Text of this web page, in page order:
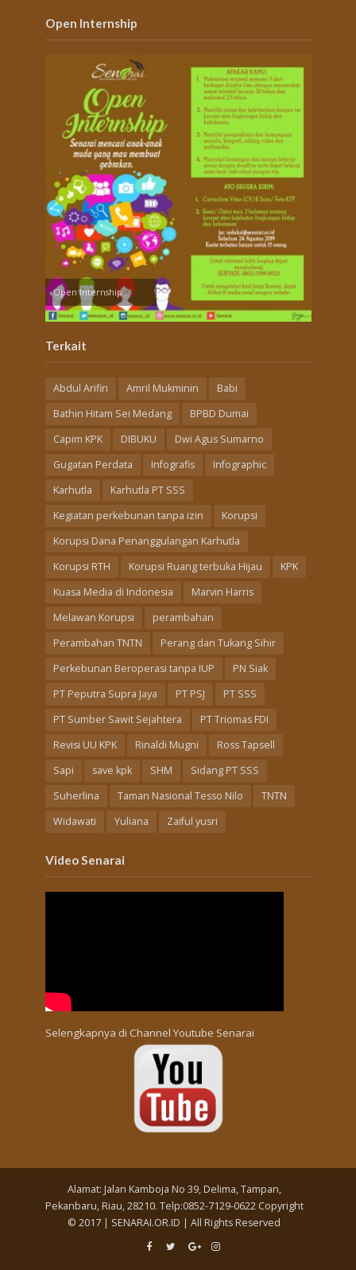
Open Internship
Open Internship
Terkait
Abdul Arifin Amril Mukminin
Babi
Bathin Hitam Sei Medang
BPBD Dumai
Capim KPK
DIBUKU
Dwi Agus Sumarno
Gugatan Perdata
Infografis
Infographic
Karhutla
Karhutla PT SSS
Kegiatan perkebunan tanpa izin
Korupsi
Korupsi Dana Penanggulangan Karhutla
Korupsi RTH
Korupsi Ruang terbuka Hijau
KPK
Kuasa Media di Indonesia
Marvin Harris
Melawan Korupsi
perambahan
Perambahan TNTN
Perang dan Tukang Sihir
Perkebunan Beroperasi tanpa IUP
PN Siak
PT Peputra Supra Jaya
PT PSJ
PT SSS
PT Sumber Sawit Sejahtera
PT Triomas FDI
Revisi UU KPK
Rinaldi Mugni
Ross Tapsell
Sapi
save kpk SHM
Sidang PT SSS
Suherlina
Taman Nasional Tesso Nilo
TNTN
Widawati
Yuliana Zaiful yusri
Video Senarai
Selengkapnya di Channel Youtube Senarai
Alamat: Jalan Kamboja No 39, Delima, Tampan,
Pekanbaru, Riau, 28210. Telp:0852-7129-0622 Copyright
© 2017 | SENARAI.OR.ID | All Rights Reserved